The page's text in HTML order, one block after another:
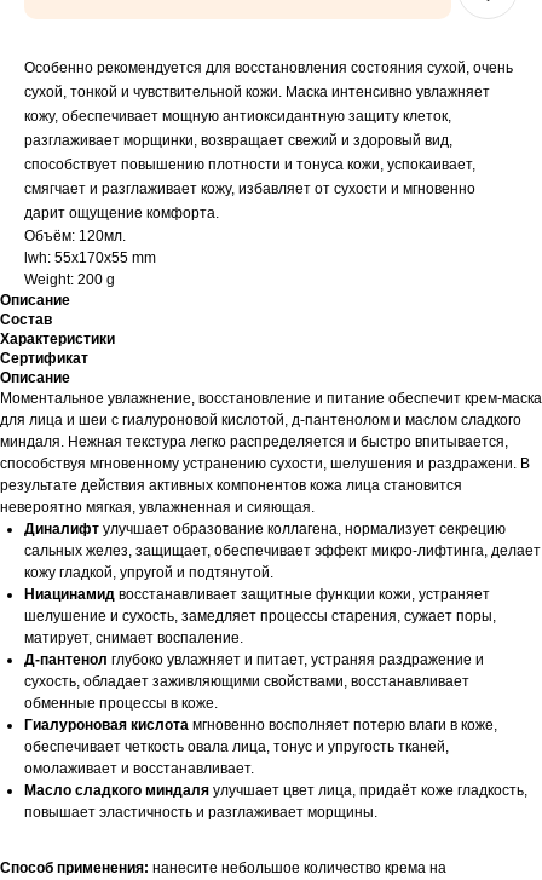
Особенно рекомендуется для восстановления состояния сухой, очень
сухой, тонкой и чувствительной кожи. Маска интенсивно увлажняет
кожу, обеспечивает мощную антиоксидантную защиту клеток,
разглаживает морщинки, возвращает свежий и здоровый вид,
способствует повышению плотности и тонуса кожи, успокаивает,
смягчает и разглаживает кожу, избавляет от сухости и мгновенно
дарит ощущение комфорта.
Объём: 120мл.
lwh: 55x170x55 mm
Weight: 200 g
Описание
Состав
Характеристики
Сертификат
Описание
Моментальное увлажнение, восстановление и питание обеспечит крем-маска
для лица и шеи с гиалуроновой кислотой, д-пантенолом и маслом сладкого
миндаля. Нежная текстура легко распределяется и быстро впитывается,
способствуя мгновенному устранению сухости, шелушения и раздражени. В
результате действия активных компонентов кожа лица становится
невероятно мягкая, увлажненная и сияющая.
Диналифт улучшает образование коллагена, нормализует секрецию
сальных желез, защищает, обеспечивает эффект микро-лифтинга, делает
кожу гладкой, упругой и подтянутой.
Ниацинамид восстанавливает защитные функции кожи, устраняет
шелушение и сухость, замедляет процессы старения, сужает поры,
матирует, снимает воспаление.
Д-пантенол глубоко увлажняет и питает, устраняя раздражение и
сухость, обладает заживляющими свойствами, восстанавливает
обменные процессы в коже.
Гиалуроновая кислота мгновенно восполняет потерю влаги в коже,
обеспечивает четкость овала лица, тонус и упругость тканей,
омолаживает и восстанавливает.
Масло сладкого миндаля улучшает цвет лица, придаёт коже гладкость,
повышает эластичность и разглаживает морщины.
Способ применения: нанесите небольшое количество крема на